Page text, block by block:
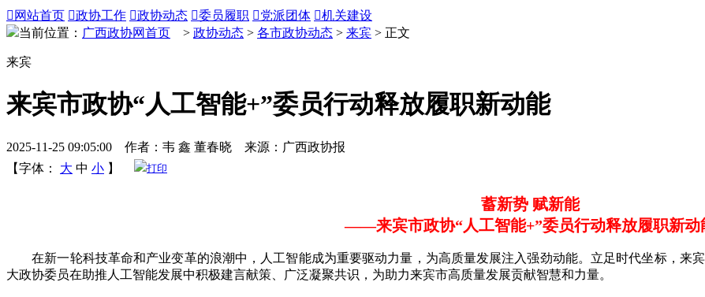
 网站首页 政协工作 政协动态 委员履职 党派团体 机关建设
当前位置： 广西政协网首页 > 政协动态 > 各市政协动态 > 来宾 > 正文
来宾
来宾市政协“人工智能+”委员行动释放履职新动能
2025-11-25 09:05:00 作者：韦 鑫 董春晓 来源：广西政协报
【字体：
大 中 小 】 打印
蓄新势 赋新能
——来宾市政协“人工智能+”委员行动释放履职新动
在新一轮科技革命和产业变革的浪潮中，人工智能成为重要驱动力量，为高质量发展注入强劲动能。立足时代坐标，来
大政协委员在助推人工智能发展中积极建言献策、广泛凝聚共识，为助力来宾市高质量发展贡献智慧和力量。